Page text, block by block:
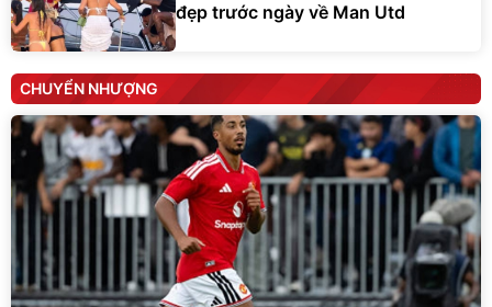
đẹp trước ngày về Man Utd
CHUYỂN NHƯỢNG